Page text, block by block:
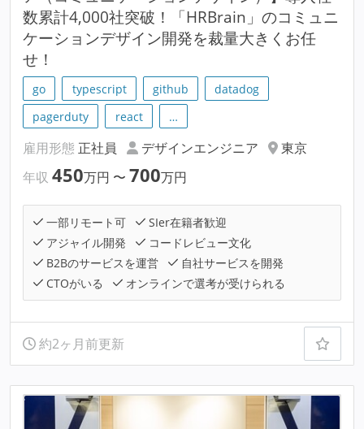
数累計4,000社突破！「HRBrain」のコミュニ
ケーションデザイン開発を裁量大きくお任
せ！
go typescript github
datadog
pagerduty
react …
雇用形態 正社員 デザインエンジニア
東京
年収 450万円 〜 700万円
一部リモート可
SIer在籍者歓迎
アジャイル開発
コードレビュー文化
B2Bのサービスを運営
自社サービスを開発
CTOがいる
オンラインで選考が受けられる
約2ヶ月前更新